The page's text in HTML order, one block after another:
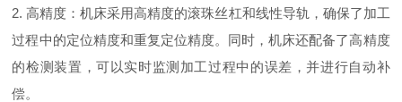
2. 高精度：机床采用高精度的滚珠丝杠和线性导轨，确保了加工
过程中的定位精度和重复定位精度。同时，机床还配备了高精度
的检测装置，可以实时监测加工过程中的误差，并进行自动补
偿。